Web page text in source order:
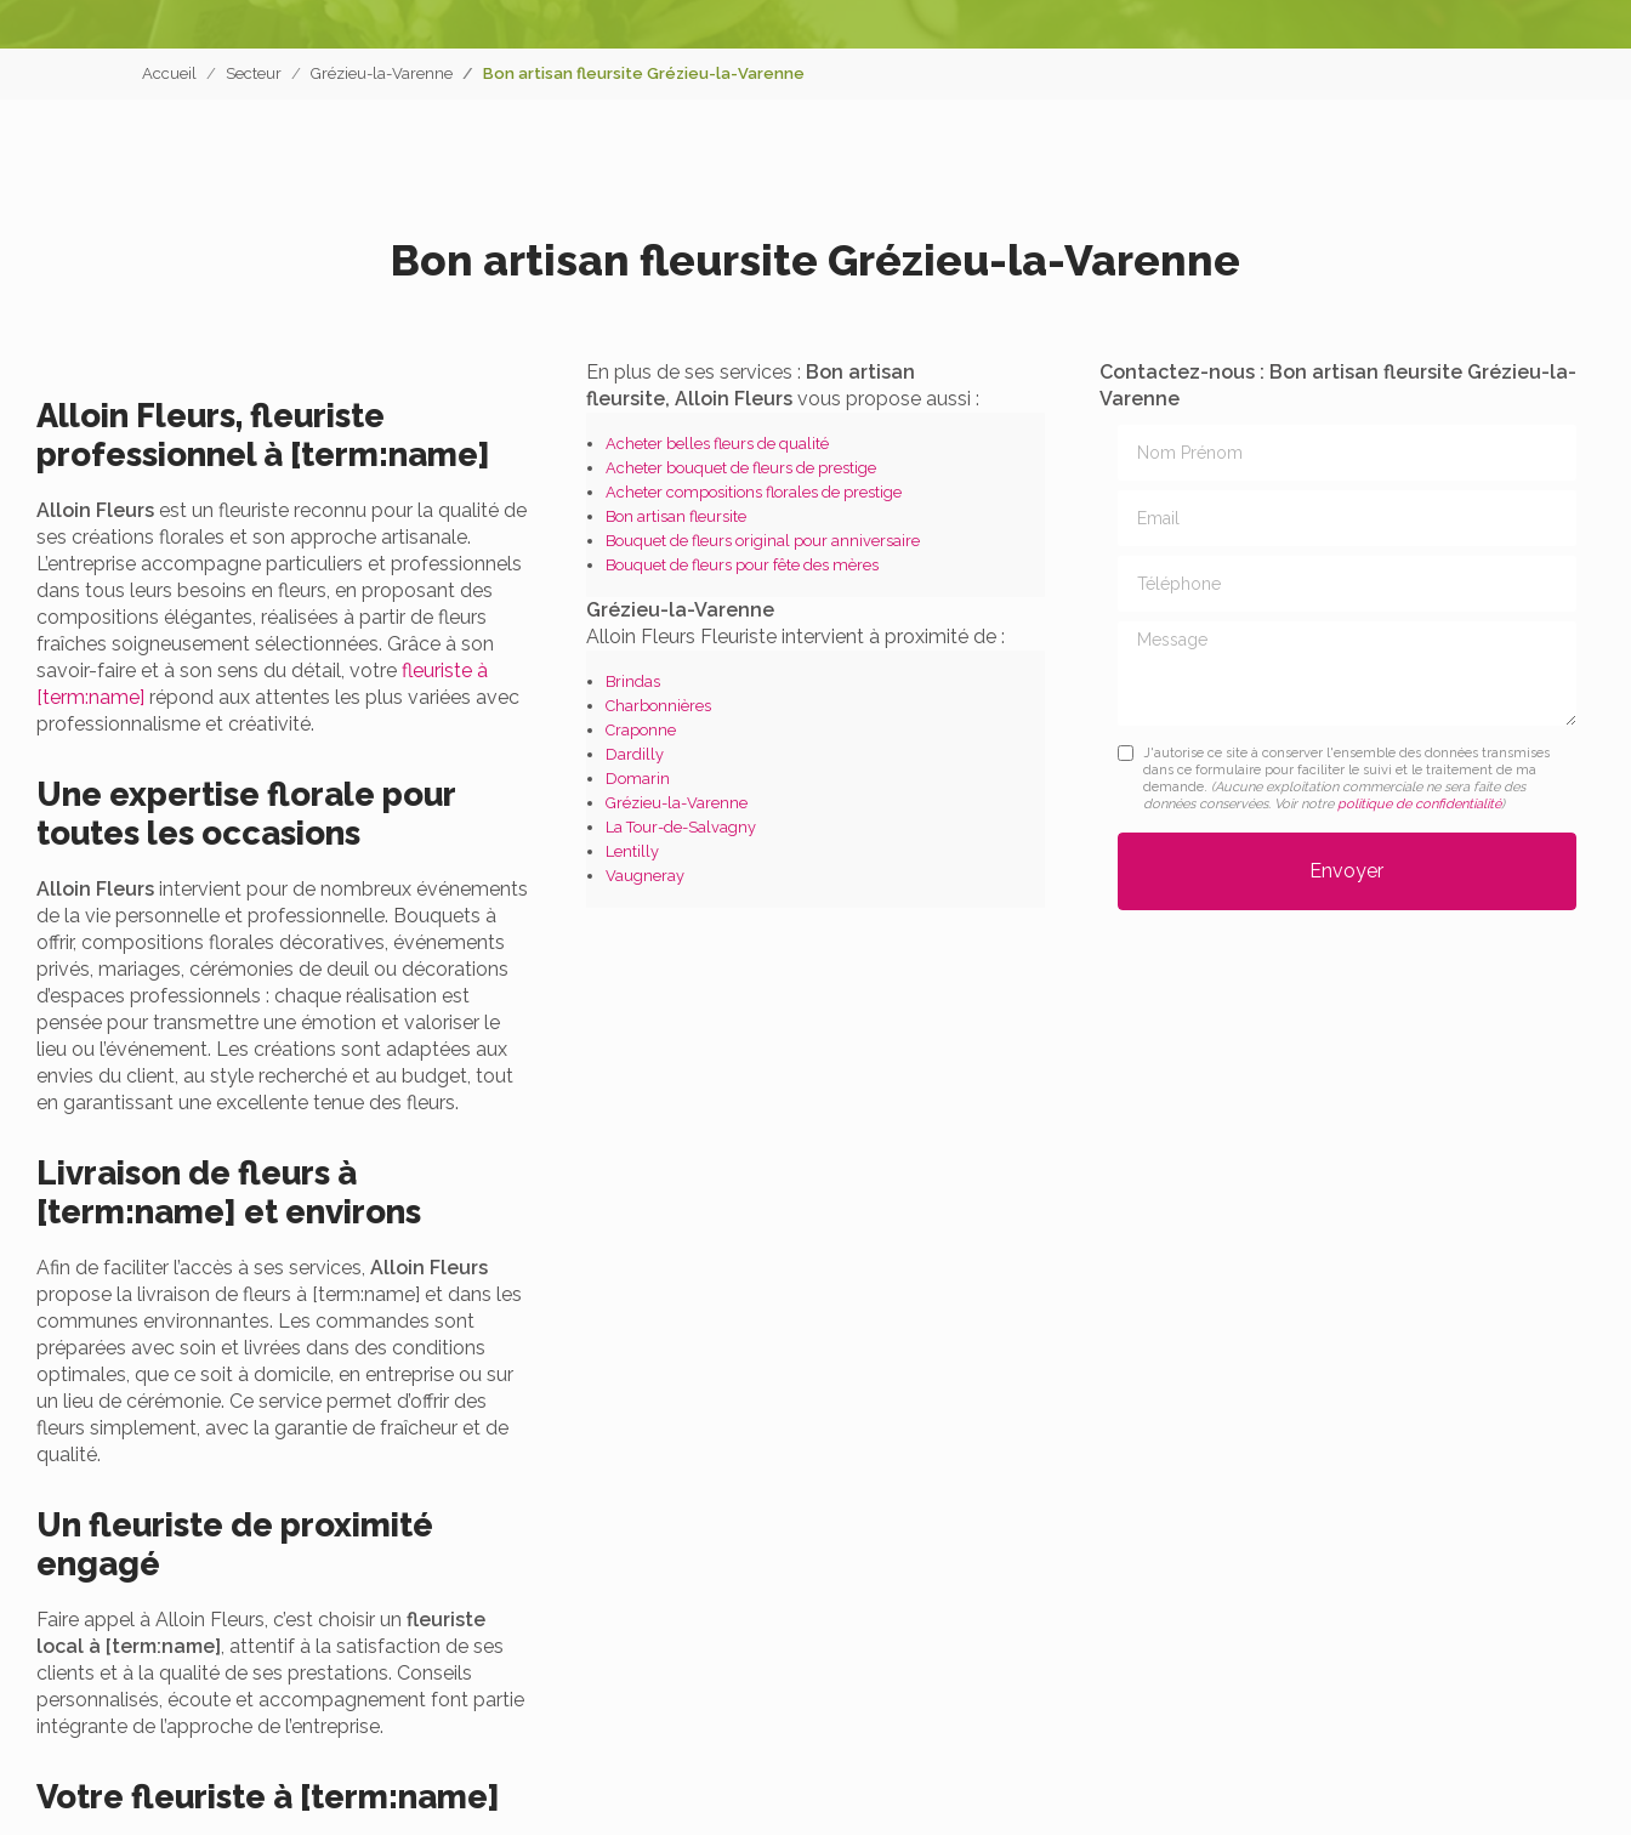
Accueil Secteur Grézieu-la-Varenne Bon artisan fleursite Grézieu-la-Varenne
Bon artisan fleursite Grézieu-la-Varenne
Alloin Fleurs, fleuriste
professionnel à [term:name]
Alloin Fleurs est un fleuriste reconnu pour la qualité de
ses créations florales et son approche artisanale.
L’entreprise accompagne particuliers et professionnels
dans tous leurs besoins en fleurs, en proposant des
compositions élégantes, réalisées à partir de fleurs
fraîches soigneusement sélectionnées. Grâce à son
savoir-faire et à son sens du détail, votre fleuriste à
[term:name] répond aux attentes les plus variées avec
professionnalisme et créativité.
Une expertise florale pour
toutes les occasions
Alloin Fleurs intervient pour de nombreux événements
de la vie personnelle et professionnelle. Bouquets à
offrir, compositions florales décoratives, événements
privés, mariages, cérémonies de deuil ou décorations
d’espaces professionnels : chaque réalisation est
pensée pour transmettre une émotion et valoriser le
lieu ou l’événement. Les créations sont adaptées aux
envies du client, au style recherché et au budget, tout
en garantissant une excellente tenue des fleurs.
Livraison de fleurs à
[term:name] et environs
Afin de faciliter l’accès à ses services, Alloin Fleurs
propose la livraison de fleurs à [term:name] et dans les
communes environnantes. Les commandes sont
préparées avec soin et livrées dans des conditions
optimales, que ce soit à domicile, en entreprise ou sur
un lieu de cérémonie. Ce service permet d’offrir des
fleurs simplement, avec la garantie de fraîcheur et de
qualité.
Un fleuriste de proximité
engagé
Faire appel à Alloin Fleurs, c’est choisir un fleuriste
local à [term:name], attentif à la satisfaction de ses
clients et à la qualité de ses prestations. Conseils
personnalisés, écoute et accompagnement font partie
intégrante de l’approche de l’entreprise.
Votre fleuriste à [term:name]
En plus de ses services : Bon artisan
fleursite, Alloin Fleursvous propose aussi :
Acheter belles fleurs de qualité
Acheter bouquet de fleurs de prestige
Acheter compositions florales de prestige
Bon artisan fleursite
Bouquet de fleurs original pour anniversaire
Bouquet de fleurs pour fête des mères
Grézieu-la-Varenne
Alloin Fleurs Fleuriste intervient à proximité de :
Brindas
Charbonnières
Craponne
Dardilly
Domarin
Grézieu-la-Varenne
La Tour-de-Salvagny
Lentilly
Vaugneray
Contactez-nous : Bon artisan fleursite Grézieu-la-
Varenne
Message
J'autorise ce site à conserver l'ensemble des données transmises
dans ce formulaire pour faciliter le suivi et le traitement de ma
demande. (Aucune exploitation commerciale ne sera faite des
données conservées. Voir notre politique de confidentialité)